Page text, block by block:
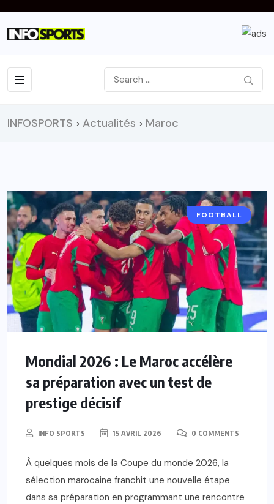
INFOSPORTS > Actualités > Maroc
FOOTBALL
Mondial 2026 : Le Maroc accélère
sa préparation avec un test de
prestige décisif
INFO SPORTS 15 AVRIL 2026 0 COMMENTS
À quelques mois de la Coupe du monde 2026, la
sélection marocaine franchit une nouvelle étape
dans sa préparation en programmant une rencontre